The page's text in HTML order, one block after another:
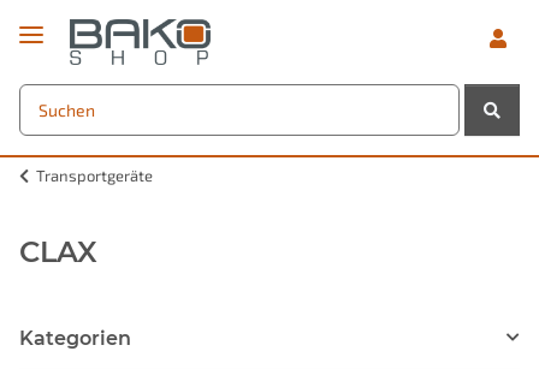
Transportgeräte
CLAX
Kategorien